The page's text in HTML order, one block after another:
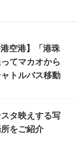
空港】「港珠
てマカオから
トルバス移動
タ映えする写
をご紹介